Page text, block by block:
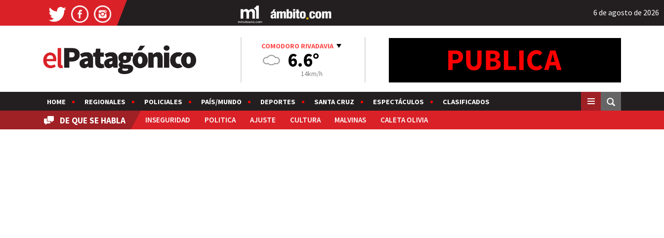
6 de agosto de 2026
COMODORO RIVADAVIA
6.6°
14km/h
HOME REGIONALES POLICIALES PAÍS/MUNDO DEPORTES SANTA CRUZ ESPECTÁCULOS CLASIFICADOS
DE QUE SE HABLA INSEGURIDAD POLITICA AJUSTE CULTURA MALVINAS CALETA OLIVIA